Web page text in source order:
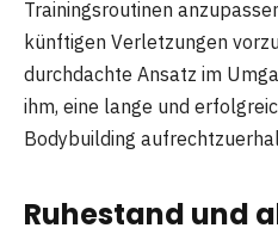
Trainingsroutinen
künftigen Verletzungen
durchdachte Ansatz im
ihm, eine lange und
Bodybuilding
Ruhestand und